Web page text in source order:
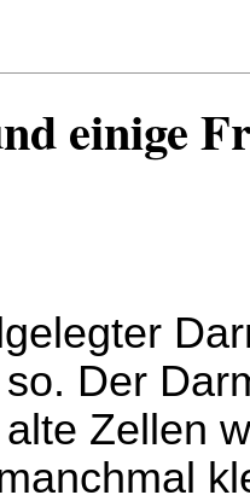
einige
Der
Zellen